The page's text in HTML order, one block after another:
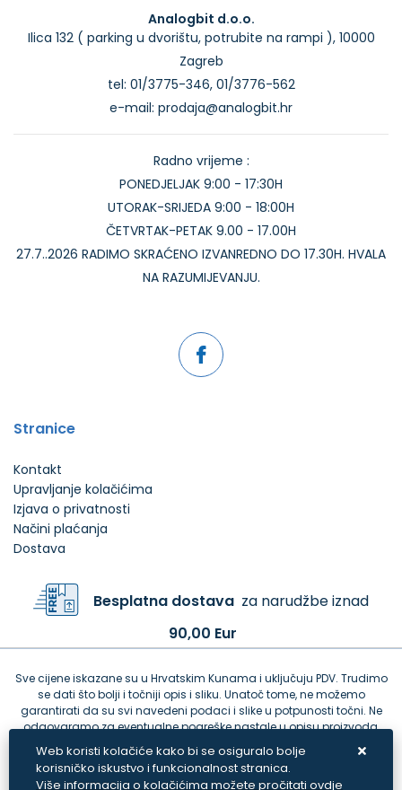
Analogbit d.o.o.
Ilica 132 ( parking u dvorištu, potrubite na rampi ), 10000
Zagreb
tel: 01/3775-346, 01/3776-562
e-mail: prodaja@analogbit.hr
Radno vrijeme :
PONEDJELJAK 9:00 - 17:30H
UTORAK-SRIJEDA 9:00 - 18:00H
ČETVRTAK-PETAK 9.00 - 17.00H
27.7..2026 RADIMO SKRAĆENO IZVANREDNO DO 17.30H. HVALA
NA RAZUMIJEVANJU.
Stranice
Kontakt
Upravljanje kolačićima
Izjava o privatnosti
Načini plaćanja
Dostava
Besplatna dostavaza narudžbe iznad
90,00 Eur
Sve cijene iskazane su u Hrvatskim Kunama i uključuju PDV. Trudimo
se dati što bolji i točniji opis i sliku. Unatoč tome, ne možemo
garantirati da su svi navedeni podaci i slike u potpunosti točni. Ne
odgovaramo za eventualne pogreške nastale u opisu proizvoda,
greške prilikom štampanja te promjene cijena.
Web koristi kolačiće kako bi se osiguralo bolje
korisničko iskustvo i funkcionalnost stranica.
Više informacija o kolačićima možete pročitati ovdje